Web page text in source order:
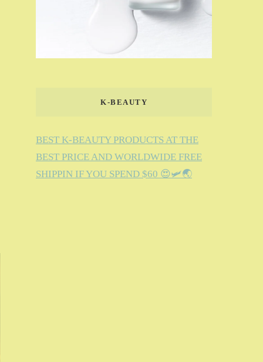
K-BEAUTY
BEST K-BEAUTY PRODUCTS AT THE
BEST PRICE AND WORLDWIDE FREE
SHIPPIN IF YOU SPEND $60 😍🛩️🌏